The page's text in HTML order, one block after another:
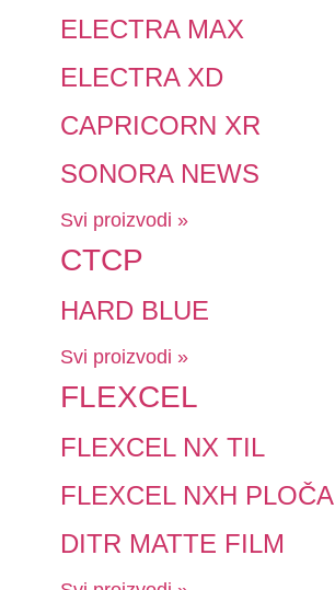
ELECTRA MAX
ELECTRA XD
CAPRICORN XR
SONORA NEWS
Svi proizvodi »
CTCP
HARD BLUE
Svi proizvodi »
FLEXCEL
FLEXCEL NX TIL
FLEXCEL NXH PLOČA
DITR MATTE FILM